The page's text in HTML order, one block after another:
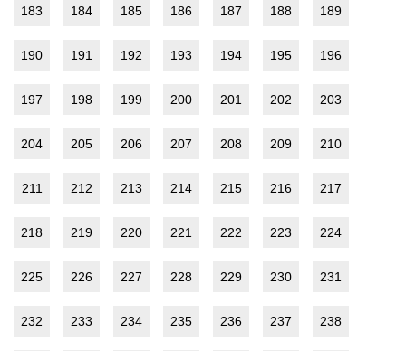
183 184 185 186 187 188 189
190 191 192 193 194 195 196
197 198 199 200 201 202 203
204 205 206 207 208 209 210
211 212 213 214 215 216 217
218 219 220 221 222 223 224
225 226 227 228 229 230 231
232 233 234 235 236 237 238